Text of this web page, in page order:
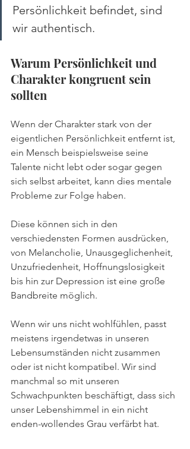
Persönlichkeit befindet, sind
wir authentisch.
Warum Persönlichkeit und
Charakter kongruent sein
sollten
Wenn der Charakter stark von der
eigentlichen Persönlichkeit entfernt ist,
ein Mensch beispielsweise seine
Talente nicht lebt oder sogar gegen
sich selbst arbeitet, kann dies mentale
Probleme zur Folge haben.
Diese können sich in den
verschiedensten Formen ausdrücken,
von Melancholie, Unausgeglichenheit,
Unzufriedenheit, Hoffnungslosigkeit
bis hin zur Depression ist eine große
Bandbreite möglich.
Wenn wir uns nicht wohlfühlen, passt
meistens irgendetwas in unseren
Lebensumständen nicht zusammen
oder ist nicht kompatibel. Wir sind
manchmal so mit unseren
Schwachpunkten beschäftigt, dass sich
unser Lebenshimmel in ein nicht
enden-wollendes Grau verfärbt hat.